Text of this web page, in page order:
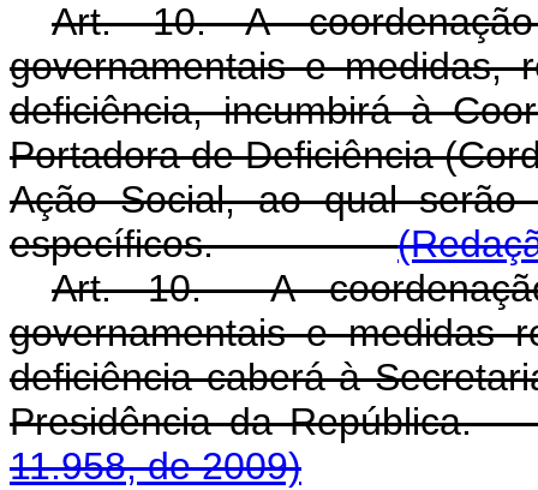
Art. 10. A
governamentais e medidas,
deficiência, incumbirá à
Portadora de Deficiência
Ação Social, ao qual serão
específicos.
Art. 10. A
governamentais e medidas
deficiência caberá à
Presidência da
11.958, de 2009)